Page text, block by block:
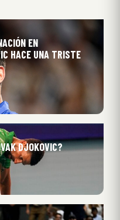
EN
HACE UNA TRISTE
DJOKOVIC?